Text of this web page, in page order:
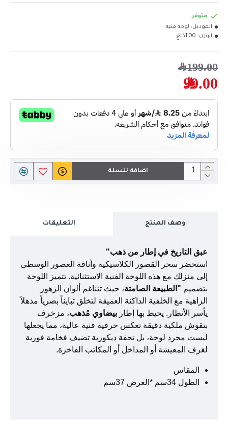
99.00﷼
199.00﷼
متوفر
الموديل: لوحه فنيه
الوزن: 1.00كلغ
اضافة للسلة
وصف المنتج التعليقات
عبق التاريخ في إطار من ذهب"
استحضر سحر القصور الكلاسيكية وأناقة العصور الوسطى
إلى منزلك مع هذه اللوحة الفنية الاستثنائية. تتميز اللوحة
بتصميم "الطبيعة الصامتة، حيث تتناغم ألوان الزهور
الزاهية مع الخلفية الداكنة العميقة لتخلق تبايناً بصرياً مذهلاً
يأسر الأنظار. يحيط بها إطار بيضاوي مُذهب، مزخرف
بنقوش ملكية دقيقة تعكس حرفية فنية عالية، مما يجعلها
ليست مجرد لوحة، بل تحفة ديكورية تضيف فخامة فورية
لغرف المعيشة أو المداخل أو المكاتب الفاخرة.
المقاس
الطول 34سم *العرض 37سم